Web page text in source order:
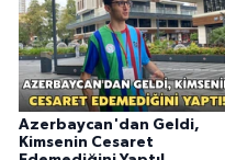
Azerbaycan'dan Geldi,
Kimsenin Cesaret